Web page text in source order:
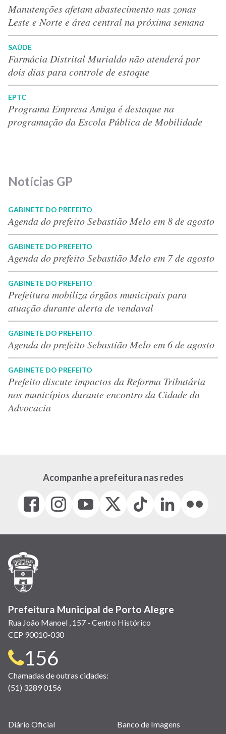
Manutenções afetam abastecimento nas zonas
Leste e Norte e área central na próxima semana
SAÚDE
Farmácia Distrital Murialdo não atenderá por
dois dias para controle de estoque
EPTC
Programa Empresa Amiga é destaque na
programação da Escola Pública de Mobilidade
Notícias GP
GABINETE DO PREFEITO
Agenda do prefeito Sebastião Melo em 8 de agosto
GABINETE DO PREFEITO
Agenda do prefeito Sebastião Melo em 7 de agosto
GABINETE DO PREFEITO
Prefeitura mobiliza órgãos municipais para
atuação durante alerta de vendaval
GABINETE DO PREFEITO
Agenda do prefeito Sebastião Melo em 6 de agosto
GABINETE DO PREFEITO
Prefeito discute impactos da Reforma Tributária
nos municípios durante encontro da Cidade da
Advocacia
Acompanhe a prefeitura nas redes
Facebook
(link
em
janela)
Instagram
(link
em
(link
em
(Antigo
(link
Tiktok
(link
em
LinkedIn
(link
em
(link
em
Prefeitura Municipal de Porto Alegre
Rua João Manoel , 157 - Centro Histórico
CEP 90010-030
Telefone
para
contato:
156
Chamadas de outras cidades:
(51) 3289 0156
Links
Diário Oficial Banco de Imagens